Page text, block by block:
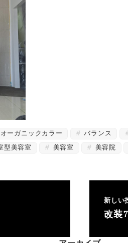
オーガニックカラー バランス
型美容室 美容室 美容院
新しい
改装